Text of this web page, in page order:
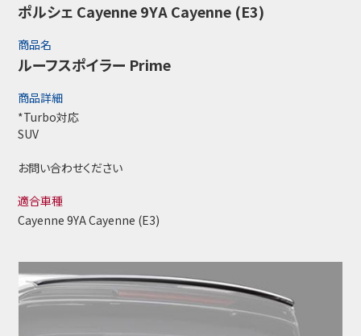
ポルシェ Cayenne 9YA Cayenne (E3)
商品名
ルーフスポイラー Prime
商品詳細
*Turbo対応
SUV
お問い合わせください
適合車種
Cayenne 9YA Cayenne (E3)